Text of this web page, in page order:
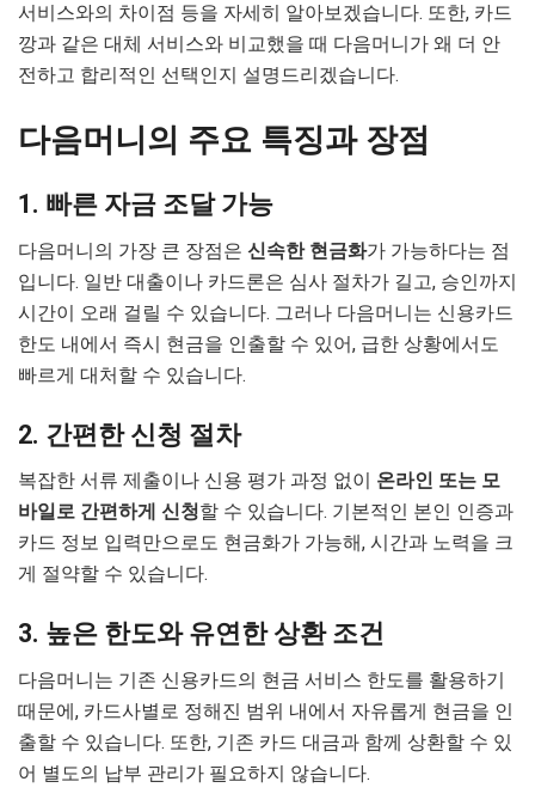
서비스와의 차이점 등을 자세히 알아보겠습니다. 또한, 카드
깡과 같은 대체 서비스와 비교했을 때 다음머니가 왜 더 안
전하고 합리적인 선택인지 설명드리겠습니다.
다음머니의 주요 특징과 장점
1. 빠른 자금 조달 가능
다음머니의 가장 큰 장점은 신속한 현금화가 가능하다는 점
입니다. 일반 대출이나 카드론은 심사 절차가 길고, 승인까지
시간이 오래 걸릴 수 있습니다. 그러나 다음머니는 신용카드
한도 내에서 즉시 현금을 인출할 수 있어, 급한 상황에서도
빠르게 대처할 수 있습니다.
2. 간편한 신청 절차
복잡한 서류 제출이나 신용 평가 과정 없이 온라인 또는 모
바일로 간편하게 신청할 수 있습니다. 기본적인 본인 인증과
카드 정보 입력만으로도 현금화가 가능해, 시간과 노력을 크
게 절약할 수 있습니다.
3. 높은 한도와 유연한 상환 조건
다음머니는 기존 신용카드의 현금 서비스 한도를 활용하기
때문에, 카드사별로 정해진 범위 내에서 자유롭게 현금을 인
출할 수 있습니다. 또한, 기존 카드 대금과 함께 상환할 수 있
어 별도의 납부 관리가 필요하지 않습니다.